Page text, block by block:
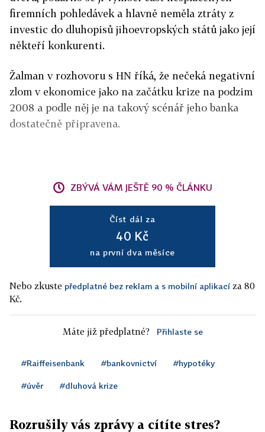
firemních pohledávek a hlavně neměla ztráty z
investic do dluhopisů jihoevropských států jako její
někteří konkurenti.
Žalman v rozhovoru s HN říká, že nečeká negativní
zlom v ekonomice jako na začátku krize na podzim
2008 a podle něj je na takový scénář jeho banka
dostatečně připravena.
ZBÝVÁ VÁM JEŠTĚ 90 % ČLÁNKU
Číst dál za
40 Kč
na první dva měsíce
Nebo zkuste předplatné bez reklam a s mobilní aplikací za 80
Kč.
Máte již předplatné? Přihlaste se
#Raiffeisenbank #bankovnictví #hypotéky
#úvěr #dluhová krize
Rozrušily vás zprávy a cítíte stres?